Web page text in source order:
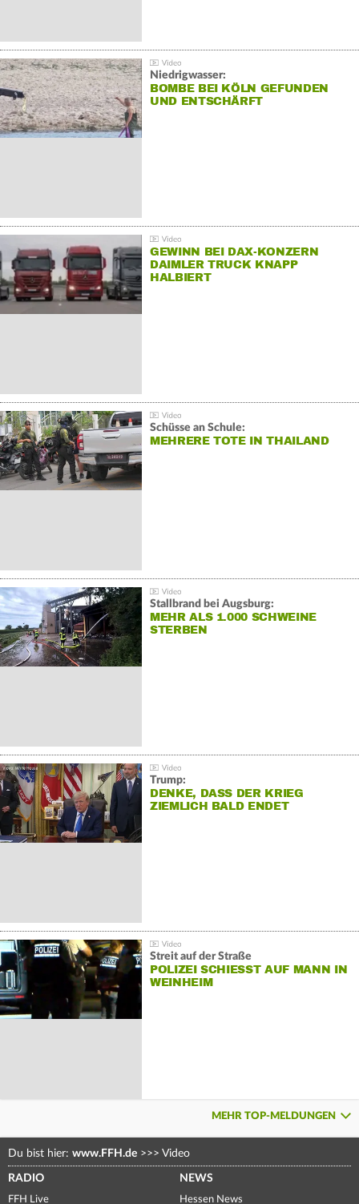
Niedrigwasser:
BOMBE BEI KÖLN GEFUNDEN
UND ENTSCHÄRFT
GEWINN BEI DAX-KONZERN
DAIMLER TRUCK KNAPP
HALBIERT
Schüsse an Schule:
MEHRERE TOTE IN THAILAND
Stallbrand bei Augsburg:
MEHR ALS 1.000 SCHWEINE
STERBEN
Trump:
DENKE, DASS DER KRIEG
ZIEMLICH BALD ENDET
Streit auf der Straße
POLIZEI SCHIESST AUF MANN IN W
EINHEIM
MEHR TOP-MELDUNGEN
Du bist hier: www.FFH.de >>> Video
RADIO
FFH Live
NEWS
Hessen News